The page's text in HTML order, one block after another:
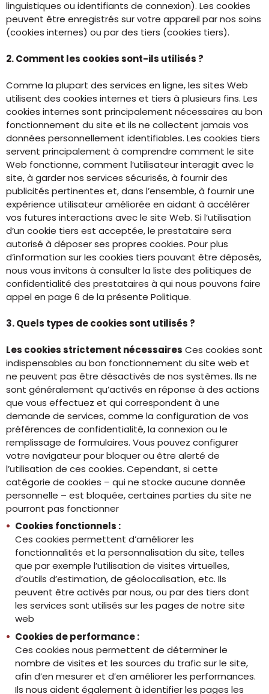
linguistiques ou identifiants de connexion). Les cookies
peuvent être enregistrés sur votre appareil par nos soins
(cookies internes) ou par des tiers (cookies tiers).
2. Comment les cookies sont-ils utilisés ?
Comme la plupart des services en ligne, les sites Web
utilisent des cookies internes et tiers à plusieurs fins. Les
cookies internes sont principalement nécessaires au bon
fonctionnement du site et ils ne collectent jamais vos
données personnellement identifiables. Les cookies tiers
servent principalement à comprendre comment le site
Web fonctionne, comment l’utilisateur interagit avec le
site, à garder nos services sécurisés, à fournir des
publicités pertinentes et, dans l’ensemble, à fournir une
expérience utilisateur améliorée en aidant à accélérer
vos futures interactions avec le site Web. Si l’utilisation
d’un cookie tiers est acceptée, le prestataire sera
autorisé à déposer ses propres cookies. Pour plus
d’information sur les cookies tiers pouvant être déposés,
nous vous invitons à consulter la liste des politiques de
confidentialité des prestataires à qui nous pouvons faire
appel en page 6 de la présente Politique.
3. Quels types de cookies sont utilisés ?
Les cookies strictement nécessaires Ces cookies sont
indispensables au bon fonctionnement du site web et
ne peuvent pas être désactivés de nos systèmes. Ils ne
sont généralement qu’activés en réponse à des actions
que vous effectuez et qui correspondent à une
demande de services, comme la configuration de vos
préférences de confidentialité, la connexion ou le
remplissage de formulaires. Vous pouvez configurer
votre navigateur pour bloquer ou être alerté de
l’utilisation de ces cookies. Cependant, si cette
catégorie de cookies – qui ne stocke aucune donnée
personnelle – est bloquée, certaines parties du site ne
pourront pas fonctionner
Cookies fonctionnels :
Ces cookies permettent d’améliorer les
fonctionnalités et la personnalisation du site, telles
que par exemple l’utilisation de visites virtuelles,
d’outils d’estimation, de géolocalisation, etc. Ils
peuvent être activés par nous, ou par des tiers dont
les services sont utilisés sur les pages de notre site
web
Cookies de performance :
Ces cookies nous permettent de déterminer le
nombre de visites et les sources du trafic sur le site,
afin d’en mesurer et d’en améliorer les performances.
Ils nous aident également à identifier les pages les